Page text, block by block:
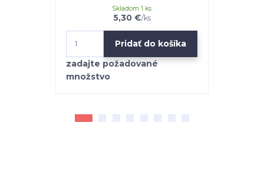
5,30 €/ks
Skladom 1 ks
Pridať do košíka